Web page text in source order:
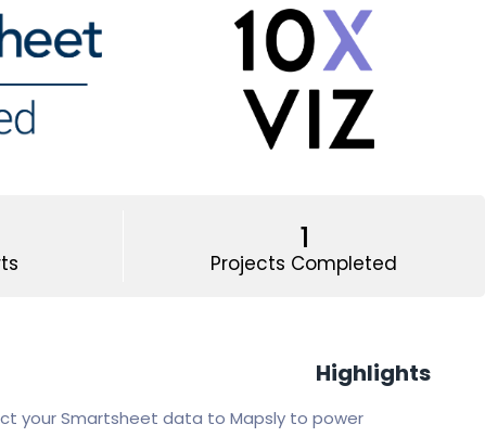
1
Projects Completed
Highlights
your Smartsheet data to Mapsly to power